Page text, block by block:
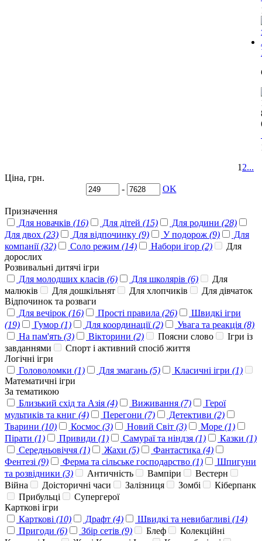
1 2...
Ціна, грн.
-
OK
Призначення
Для новачків (16) Для дітей (15) Для родини (28)
Для двох (23) Для відпочинку (9) У подорож (9)
Для
компанії(32) Соло режим (14) Набори ігор (2)
Для
дорослих
Розвивальні дитячі ігри
Для молодших класів (6) Для школярів (6)
Для
малюків
Для дошкільнят Для хлопчиків
Для дівчаток
Відпочинок та розваги
Для вечірок (16) Прості правила (26)
Швидкі ігри
(19)
Гумор (1) Для координації(2) Увага та реакція (8)
На пам'ять (3) Вікторини (2) Поясни слово
Ігри із
завданнями
Спорт і активний спосіб життя
Логічні ігри
Головоломки (1) Для змагань (5) Класичні ігри (1)
Математичні ігри
За тематикою
Близький схід та Азія (4) Виживання (7)
Герої
мультиків та книг (4) Перегони (7) Детективи (2)
Тварини (10) Космос (3) Новий Світ (3) Море (1)
Пірати (1) Привиди (1) Самураї та ніндзя (1) Казки (1)
Середньовіччя (1) Жахи (5) Фантастика (4)
Фентезі (9) Ферма та сільське господарство (1)
Шпигуни
та розвідники (3) Античність Вампіри
Вестерн
Війна
Доісторичні часи Залізниця Зомбі
Кіберпанк
Прибульці
Супергерої
Карткові ігри
Карткові (10) Драфт (4) Швидкі та невибагливі (14)
Пригоди (6) Збір сетів (9) Блеф
Колекційні